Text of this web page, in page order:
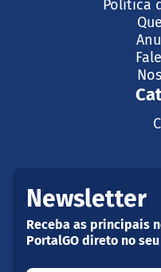
Política
Newsletter
Receba as principais
PortalGO direto no